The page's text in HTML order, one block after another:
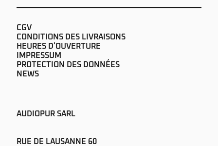
CGV
CONDITIONS DES LIVRAISONS
HEURES D'OUVERTURE
IMPRESSUM
PROTECTION DES DONNÉES
NEWS
AUDIOPUR SARL
RUE DE LAUSANNE 60